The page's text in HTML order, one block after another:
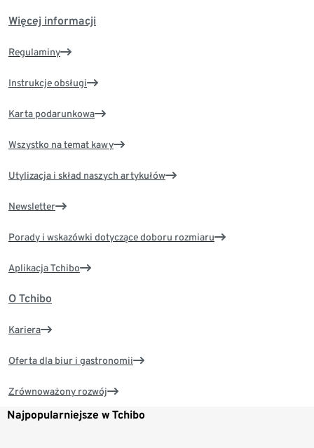
Więcej informacji
Regulaminy
Instrukcje obsługi
Karta podarunkowa
Wszystko na temat kawy
Utylizacja i skład naszych artykułów
Newsletter
Porady i wskazówki dotyczące doboru rozmiaru
Aplikacja Tchibo
O Tchibo
Kariera
Oferta dla biur i gastronomii
Zrównoważony rozwój
Najpopularniejsze w Tchibo